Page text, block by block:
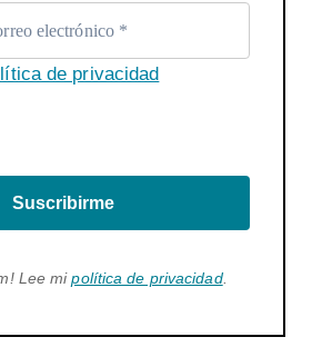
de privacidad
Suscribirme
Lee mipolítica de privacidad.